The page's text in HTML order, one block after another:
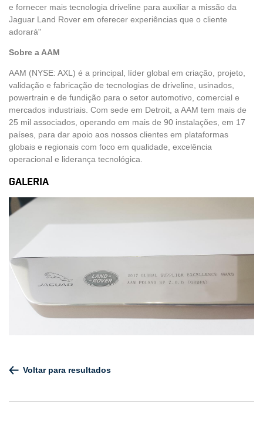
e fornecer mais tecnologia driveline para auxiliar a missão da
Jaguar Land Rover em oferecer experiências que o cliente
adorará"
Sobre a AAM
AAM (NYSE: AXL) é a principal, líder global em criação, projeto,
validação e fabricação de tecnologias de driveline, usinados,
powertrain e de fundição para o setor automotivo, comercial e
mercados industriais. Com sede em Detroit, a AAM tem mais de
25 mil associados, operando em mais de 90 instalações, em 17
países, para dar apoio aos nossos clientes em plataformas
globais e regionais com foco em qualidade, excelência
operacional e liderança tecnológica.
GALERIA
Voltar para resultados